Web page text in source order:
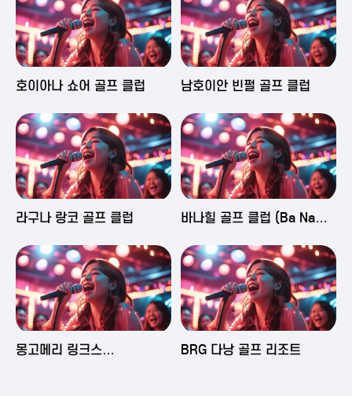
2025-06-03 16:43
호이아나 쇼어 골프 클럽 2025-06-03 15:09
남호이안 빈펄 골프 클럽
2025-06-03 15:05
라구나 랑코 골프 클럽 2025-06-03 14:58
바나힐 골프 클럽 (Ba Na
2025-06-03 14:50
몽고메리 링크스
2025-06-02 23:29
BRG 다낭 골프 리조트